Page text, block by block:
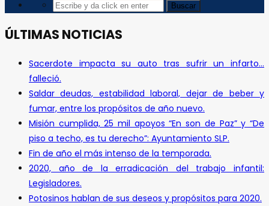
ÚLTIMAS NOTICIAS
Sacerdote impacta su auto tras sufrir un infarto…
falleció.
Saldar deudas, estabilidad laboral, dejar de beber y
fumar, entre los propósitos de año nuevo.
Misión cumplida, 25 mil apoyos “En son de Paz” y “De
piso a techo, es tu derecho”: Ayuntamiento SLP.
Fin de año el más intenso de la temporada.
2020, año de la erradicación del trabajo infantil:
Legisladores.
Potosinos hablan de sus deseos y propósitos para 2020.